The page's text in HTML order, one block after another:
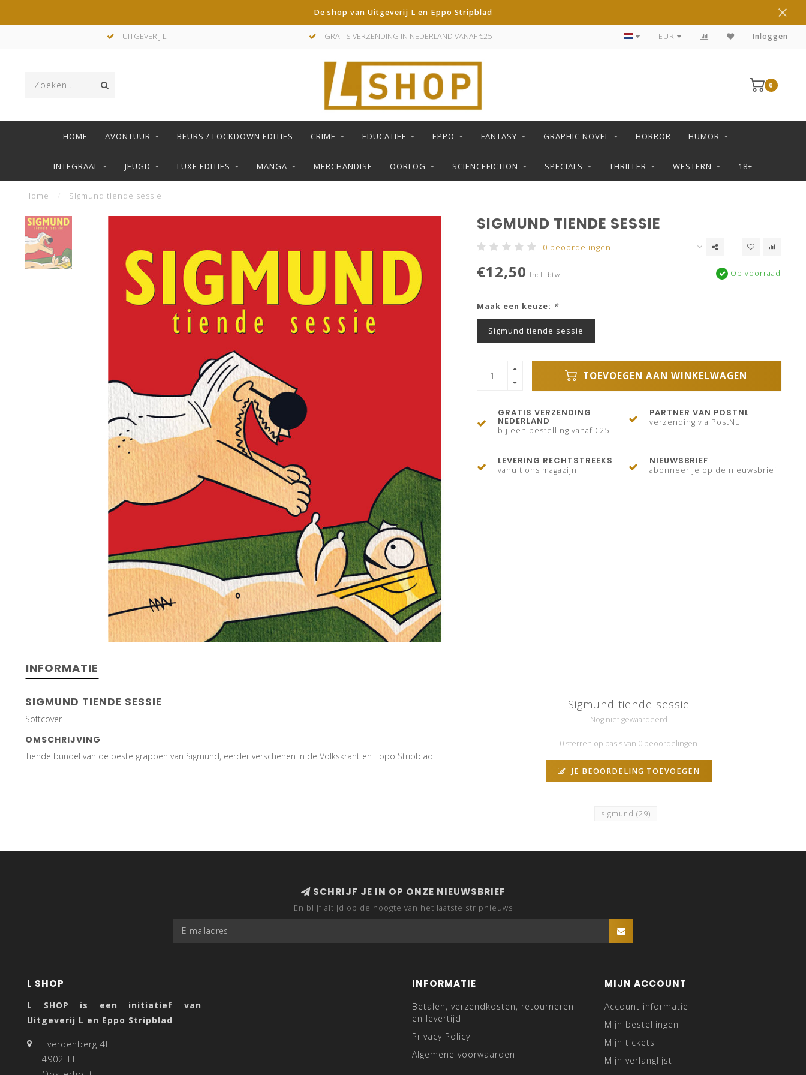
De shop van Uitgeverij L en Eppo Stripblad
UITGEVERIJ L GRATIS VERZENDING IN NEDERLAND VANAF €25 DE LEUKSTE STRIPS KOOP JE IN DE L SHOP
EUR Inloggen
0
HOME AVONTUUR BEURS / LOCKDOWN EDITIES CRIME EDUCATIEF EPPO FANTASY GRAPHIC NOVEL HORROR HUMOR
INTEGRAAL JEUGD LUXE EDITIES MANGA MERCHANDISE OORLOG SCIENCEFICTION SPECIALS THRILLER WESTERN 18+
Home Sigmund tiende sessie
SIGMUND TIENDE SESSIE
0 beoordelingen
€12,50 Incl. btw Op voorraad
Maak een keuze: *
Sigmund tiende sessie
TOEVOEGEN AAN WINKELWAGEN
GRATIS VERZENDING
NEDERLAND
bij een bestelling vanaf €25
PARTNER VAN POSTNL
verzending via PostNL
LEVERING RECHTSTREEKS
vanuit ons magazijn
NIEUWSBRIEF
abonneer je op de nieuwsbrief
INFORMATIE
SIGMUND TIENDE SESSIE
Softcover
OMSCHRIJVING
Tiende bundel van de beste grappen van Sigmund, eerder verschenen in de Volkskrant en Eppo Stripblad.
Sigmund tiende sessie
Nog niet gewaardeerd
0 sterren op basis van 0 beoordelingen
JE BEOORDELING TOEVOEGEN
sigmund (29)
SCHRIJF JE IN OP ONZE NIEUWSBRIEF
En blijf altijd op de hoogte van het laatste stripnieuws
L SHOP
L SHOP is een initiatief van
Uitgeverij L en Eppo Stripblad
Everdenberg 4L
4902 TT
INFORMATIE
Betalen, verzendkosten, retourneren
en levertijd
Privacy Policy
Algemene voorwaarden
MIJN ACCOUNT
Account informatie
Mijn bestellingen
Mijn tickets
Mijn verlanglijst